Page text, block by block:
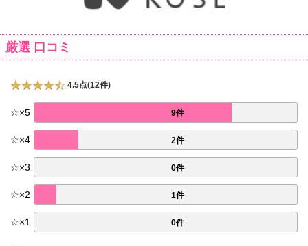
厳選 口コミ
4.5点(12件)
☆×5 9件
☆×4 2件
☆×3 0件
☆×2 1件
☆×1 0件